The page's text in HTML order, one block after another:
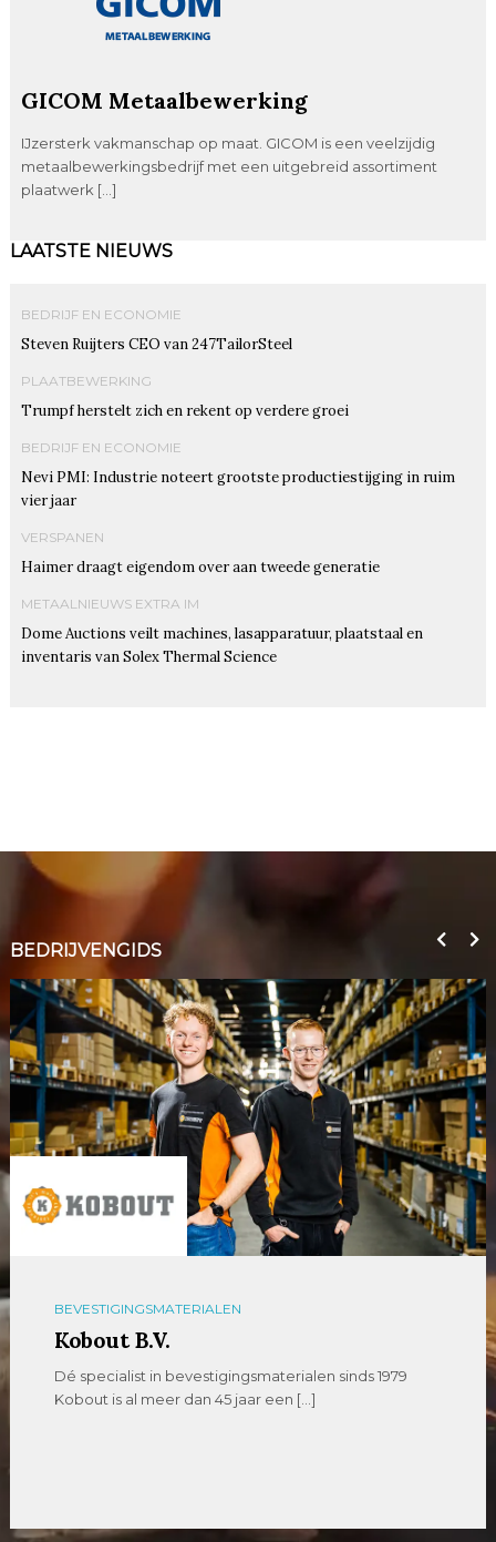
GICOM Metaalbewerking
IJzersterk vakmanschap op maat. GICOM is een veelzijdig
metaalbewerkingsbedrijf met een uitgebreid assortiment
plaatwerk […]
LAATSTE NIEUWS
BEDRIJF EN ECONOMIE
Steven Ruijters CEO van 247TailorSteel
PLAATBEWERKING
Trumpf herstelt zich en rekent op verdere groei
BEDRIJF EN ECONOMIE
Nevi PMI: Industrie noteert grootste productiestijging in ruim
vier jaar
VERSPANEN
Haimer draagt eigendom over aan tweede generatie
METAALNIEUWS EXTRA IM
Dome Auctions veilt machines, lasapparatuur, plaatstaal en
inventaris van Solex Thermal Science
BEDRIJVENGIDS
BEVESTIGINGSMATERIALEN
Kobout B.V.
Dé specialist in bevestigingsmaterialen sinds 1979
Kobout is al meer dan 45 jaar een […]